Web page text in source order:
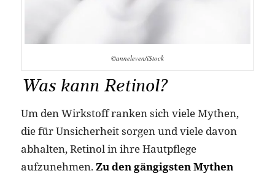
©anneleven/iStock
Was kann Retinol?
Um den Wirkstoff ranken sich viele Mythen,
die für Unsicherheit sorgen und viele davon
abhalten, Retinol in ihre Hautpflege
aufzunehmen. Zu den gängigsten Mythen